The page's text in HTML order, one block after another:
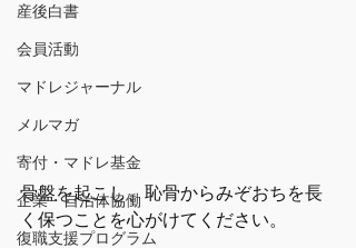
産後白書
会員活動
マドレジャーナル
メルマガ
寄付・マドレ基金
企業・自治体協働
復職支援プログラム
骨盤を起こし、恥骨からみぞおちを長
く保つことを心がけてください。